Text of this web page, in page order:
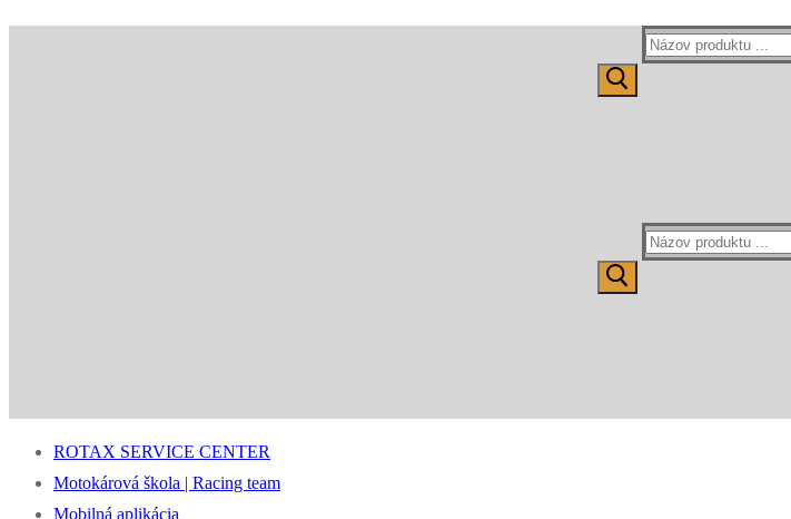
Hľadať:
Hľadať:
ROTAX SERVICE CENTER
Motokárová škola | Racing team
Mobilná aplikácia